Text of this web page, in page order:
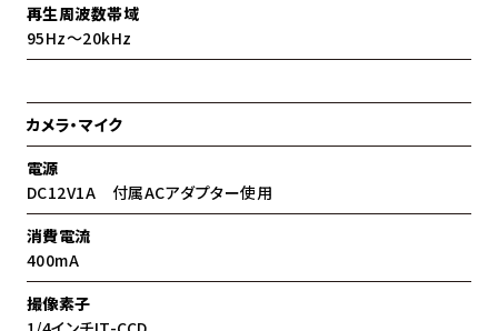
再生周波数帯域
95Hz〜20kHz
カメラ・マイク
電源
DC12V1A 付属ACアダプター使用
消費電流
400mA
撮像素子